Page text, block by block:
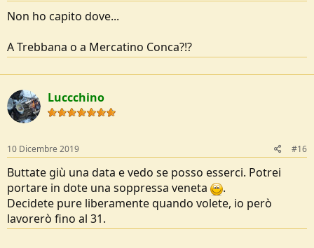
Non ho capito dove...
A Trebbana o a Mercatino Conca?!?
Luccchino
10 Dicembre 2019 #16
Buttate giù una data e vedo se posso esserci. Potrei
portare in dote una soppressa veneta
.
Decidete pure liberamente quando volete, io però
lavorerò fino al 31.